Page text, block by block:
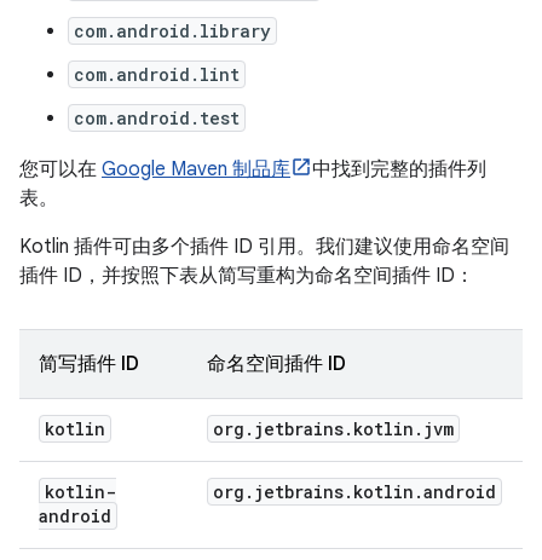
com.android.library
com.android.lint
com.android.test
您可以在 Google Maven 制品库
中找到完整的插件列
表。
Kotlin 插件可由多个插件 ID 引用。我们建议使用命名空间
插件 ID，并按照下表从简写重构为命名空间插件 ID：
简写插件 ID 命名空间插件 ID
kotlin org . jetbrains. kotlin . jvm
kotlin-
android
org . jetbrains. kotlin .android